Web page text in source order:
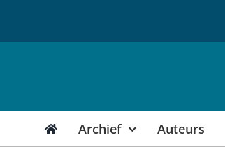
Archief Auteurs